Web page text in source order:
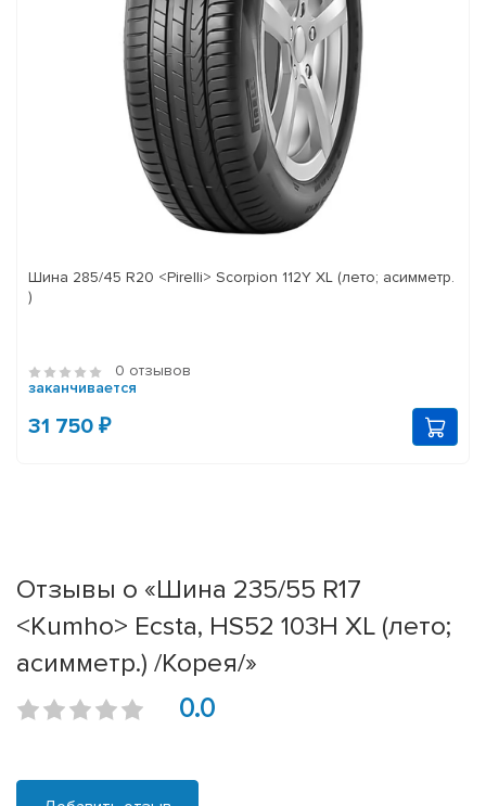
Шина 285/45 R20 <Pirelli> Scorpion 112Y XL (лето; асимметр.
)
0 отзывов
заканчивается
31 750 ₽
Отзывы о «Шина 235/55 R17
<Kumho> Ecsta, HS52 103H XL (лето;
асимметр.) /Корея/»
0.0